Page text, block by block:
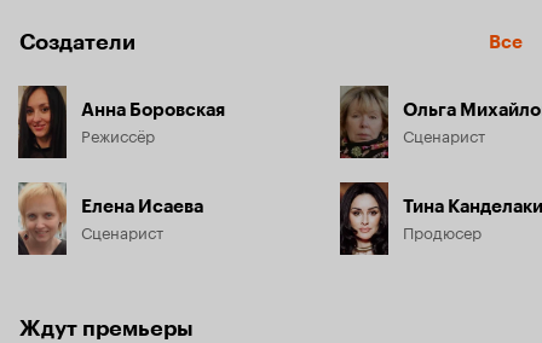
Создатели Все
Анна Боровская
Режиссёр
Елена Исаева
Сценарист
Ольга
Сценарист
Тина Канделаки
Продюсер
Ждут премьеры